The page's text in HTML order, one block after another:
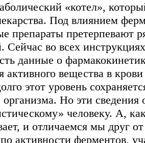
«котел»,
Под влиянием
препараты претерпевают
Сейчас во всех
данные о
активного вещества в
этот уровень
Но эти сведения
человеку. А,
и отличаемся мы друг
активности ферментов,